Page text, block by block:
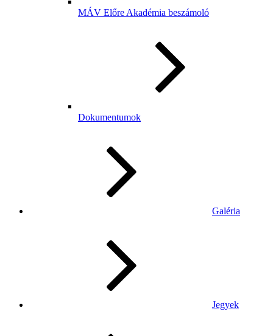
MÁV Előre Akadémia beszámoló
Dokumentumok
Galéria
Jegyek